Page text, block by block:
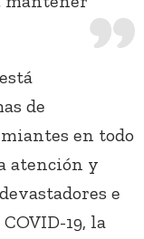
de
en todo
atención y
e
19, la